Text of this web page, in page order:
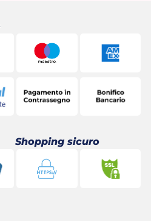
Shopping sicuro